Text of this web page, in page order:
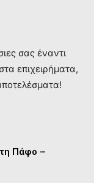
σας έναντι
επιχειρήματα,
Πάφο –